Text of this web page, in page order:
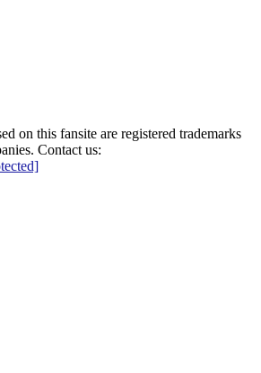
on this fansite are registered trademarks
Contact us: